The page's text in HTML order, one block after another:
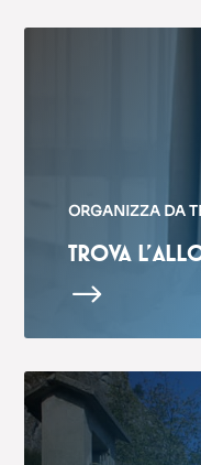
ORGANIZZA DA
TROVA
$